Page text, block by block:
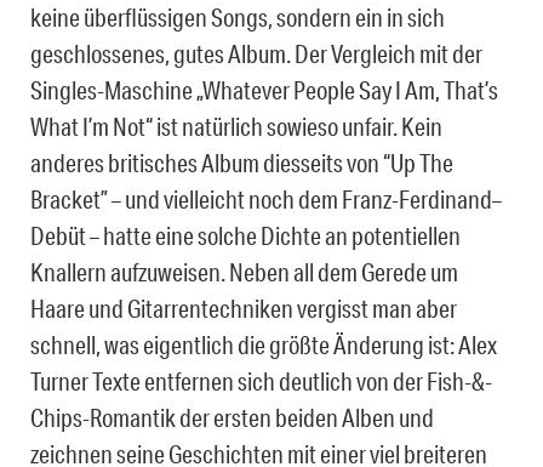
keine überflüssigen Songs, sondern ein in sich
geschlossenes, gutes Album. Der Vergleich mit der
Singles-Maschine „Whatever People Say I Am, That’s
What I’m Not“ ist natürlich sowieso unfair. Kein
anderes britisches Album diesseits von “Up The
Bracket” – und vielleicht noch dem Franz-Ferdinand–
Debüt – hatte eine solche Dichte an potentiellen
Knallern aufzuweisen. Neben all dem Gerede um
Haare und Gitarrentechniken vergisst man aber
schnell, was eigentlich die größte Änderung ist: Alex
Turner Texte entfernen sich deutlich von der Fish-&-
Chips-Romantik der ersten beiden Alben und
zeichnen seine Geschichten mit einer viel breiteren